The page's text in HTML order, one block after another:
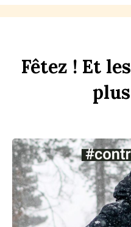
Fêtez ! Et les
plus